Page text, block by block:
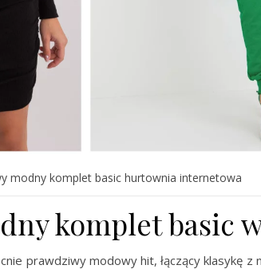
modny komplet basic hurtownia internetowa
komplet basic
prawdziwy modowy hit, łączący klasykę z